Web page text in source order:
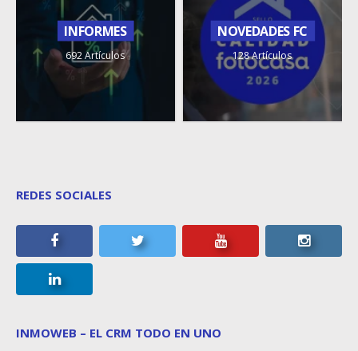
INFORMES
692 Artículos
NOVEDADES FC
128 Artículos
REDES SOCIALES
INMOWEB – EL CRM TODO EN UNO